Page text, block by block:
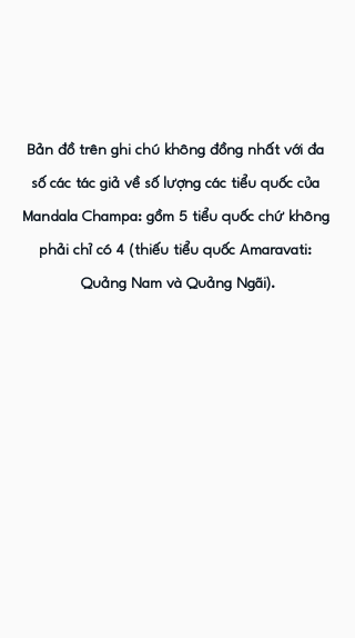
Bản đồ trên ghi chú không đồng nhất với đa
số các tác giả về số lượng các tiểu quốc của
Mandala Champa: gồm 5 tiểu quốc chứ không
phải chỉ có 4 (thiếu tiểu quốc Amaravati:
Quảng Nam và Quảng Ngãi).